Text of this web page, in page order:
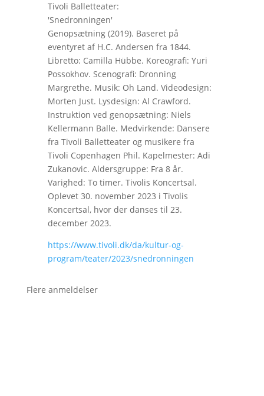
Tivoli Balletteater:
'Snedronningen'
Genopsætning (2019). Baseret på
eventyret af H.C. Andersen fra 1844.
Libretto: Camilla Hübbe. Koreografi: Yuri
Possokhov. Scenografi: Dronning
Margrethe. Musik: Oh Land. Videodesign:
Morten Just. Lysdesign: Al Crawford.
Instruktion ved genopsætning: Niels
Kellermann Balle. Medvirkende: Dansere
fra Tivoli Balletteater og musikere fra
Tivoli Copenhagen Phil. Kapelmester: Adi
Zukanovic. Aldersgruppe: Fra 8 år.
Varighed: To timer. Tivolis Koncertsal.
Oplevet 30. november 2023 i Tivolis
Koncertsal, hvor der danses til 23.
december 2023.
https://www.tivoli.dk/da/kultur-og-
program/teater/2023/snedronningen
Flere anmeldelser